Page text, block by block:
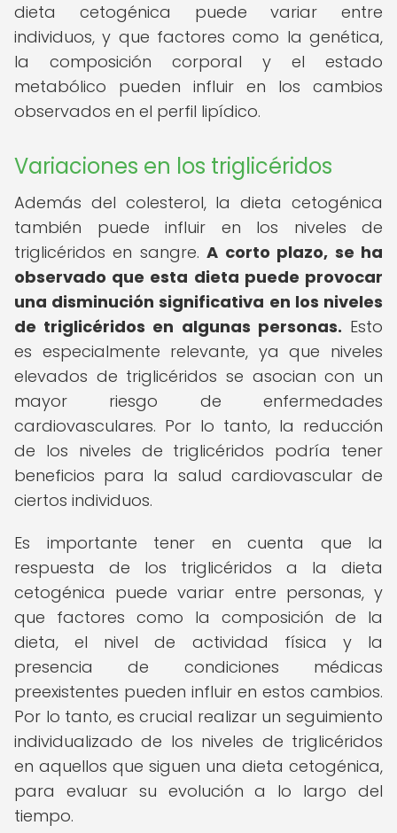
dieta cetogénica puede variar entre
individuos, y que factores como la genética,
la composición corporal y el estado
metabólico pueden influir en los cambios
observados en el perfil lipídico.
Variaciones en los triglicéridos
Además del colesterol, la dieta cetogénica
también puede influir en los niveles de
triglicéridos en sangre.A corto plazo, se ha
observado que esta dieta puede provocar
una disminución significativa en los niveles
de triglicéridos en algunas personas. Esto
es especialmente relevante, ya que niveles
elevados de triglicéridos se asocian con un
mayor riesgo de enfermedades
cardiovasculares. Por lo tanto, la reducción
de los niveles de triglicéridos podría tener
beneficios para la salud cardiovascular de
ciertos individuos.
Es importante tener en cuenta que la
respuesta de los triglicéridos a la dieta
cetogénica puede variar entre personas, y
que factores como la composición de la
dieta, el nivel de actividad física y la
presencia de condiciones médicas
preexistentes pueden influir en estos cambios.
Por lo tanto, es crucial realizar un seguimiento
individualizado de los niveles de triglicéridos
en aquellos que siguen una dieta cetogénica,
para evaluar su evolución a lo largo del
tiempo.